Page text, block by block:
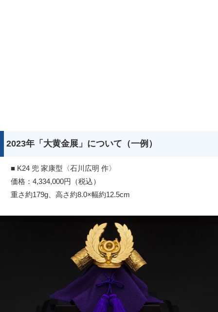
2023年「大黄金展」について（一例）
■ K24 兜 家康型〈石川広明 作〉
価格：4,334,000円（税込）
重さ約179g、高さ約8.0×幅約12.5cm